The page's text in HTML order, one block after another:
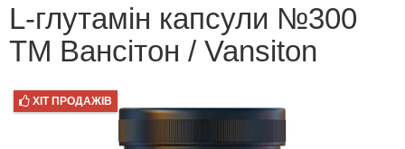
L-глутамін капсули №300
ТМ Вансітон / Vansiton
ХІТ ПРОДАЖІВ